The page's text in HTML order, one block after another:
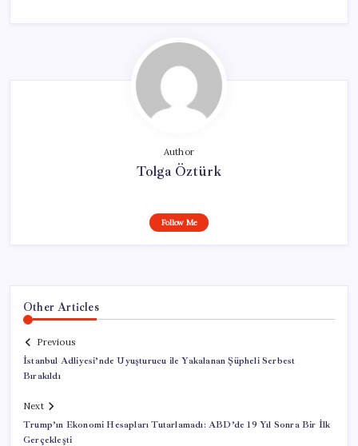
Author
Tolga Öztürk
Follow Me
Other Articles
Previous
İstanbul Adliyesi’nde Uyuşturucu ile Yakalanan Şüpheli Serbest
Bırakıldı
Next
Trump’ın Ekonomi Hesapları Tutarlamadı: ABD’de 19 Yıl Sonra Bir İlk
Gerçekleşti